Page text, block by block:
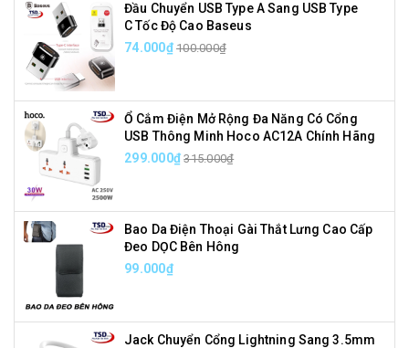
Đầu Chuyển USB Type A Sang USB Type
C Tốc Độ Cao Baseus
74.000₫ 100.000₫
Ổ Cắm Điện Mở Rộng Đa Năng Có Cổng
USB Thông Minh Hoco AC12A Chính Hãng
299.000₫ 315.000₫
Bao Da Điện Thoại Gài Thắt Lưng Cao Cấp
Đeo DỌC Bên Hông
99.000₫
Jack Chuyển Cổng Lightning Sang 3.5mm